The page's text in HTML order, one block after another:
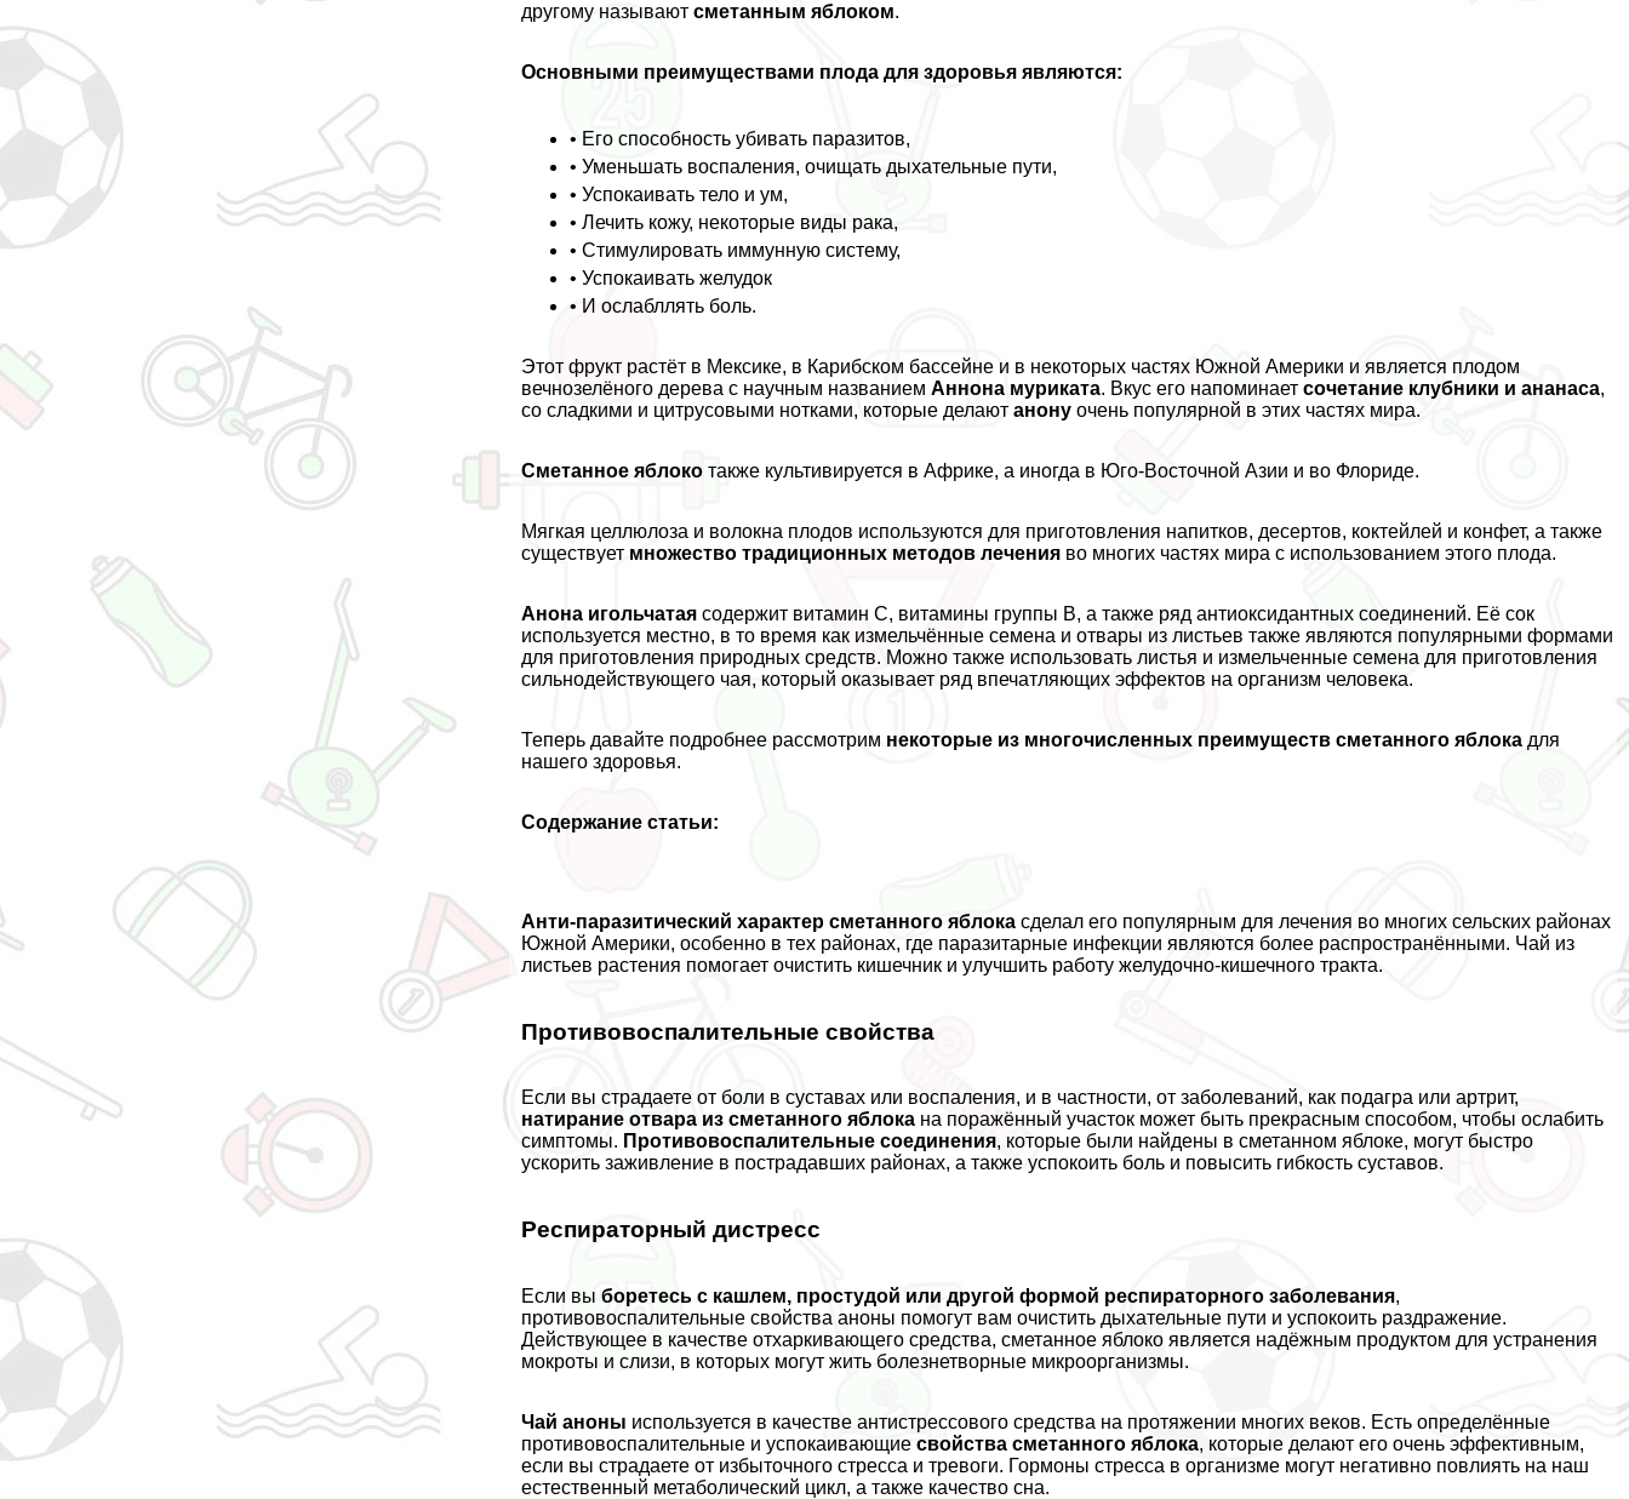
другому называютсметанным яблоком.
Основными преимуществами плода для здоровья являются:
• Его способность убивать паразитов,
• Уменьшать воспаления, очищать дыхательные пути,
• Успокаивать тело и ум,
• Лечить кожу, некоторые виды paка,
• Стимулировать иммунную систему,
• Успокаивать желудок
• И ослабллять боль.
Этот фрукт растёт в Мексике, в Карибском бассейне и в некоторых частях Южной Америки и является плодом
вечнозелёного дерева с научным названиемАннона муриката. Вкус его напоминаетсочетание клубники и ананаса,
со сладкими и цитрусовыми нотками, которые делаютанону очень популярной в этих частях мира.
Сметанное яблоко также культивируется в Африке, а иногда в Юго-Восточной Азии и во Флориде.
Мягкая целлюлоза и волокна плодов используются для приготовления напитков, десертов, коктейлей и конфет, а также
существует множество традиционных методов лечения во многих частях мира с использованием этого плода.
Анона игольчатая содержит витамин С, витамины группы В, а также ряд антиоксидантных соединений. Её сок
используется местно, в то время как измельчённые семена и отвары из листьев также являются популярными формами
для приготовления природных средств. Можно также использовать листья и измельченные семена для приготовления
сильнодействующего чая, который оказывает ряд впечатляющих эффектов на организм человека.
Теперь давайте подробнее рассмотрим некоторые из многочисленных преимуществ сметанного яблока для
нашего здоровья.
Содержание статьи:
Анти-паразитический хаpaктер сметанного яблока сделал его популярным для лечения во многих сельских районах
Южной Америки, особенно в тех районах, где паразитарные инфекции являются более распространёнными. Чай из
листьев растения помогает очистить кишечник и улучшить работу желудочно-кишечного тpaкта.
Противовоспалительные свойства
Если вы страдаете от боли в суставах или воспаления, и в частности, от заболеваний, как подагра или артрит,
натирание отвара из сметанного яблока на поражённый участок может быть прекрасным способом, чтобы ослабить
симптомы. Противовоспалительные соединения, которые были найдены в сметанном яблоке, могут быстро
ускорить заживление в пострадавших районах, а также успокоить боль и повысить гибкость суставов.
Респираторный дистресс
Если выборетесь с кашлем, простудой или другой формой респираторного заболевания,
противовоспалительные свойства аноны помогут вам очистить дыхательные пути и успокоить раздражение.
Действующее в качестве отхаркивающего средства, сметанное яблоко является надёжным продуктом для устранения
мокроты и слизи, в которых могут жить болезнетворные микроорганизмы.
Чай аноны используется в качестве антистрессового средства на протяжении многих веков. Есть определённые
противовоспалительные и успокаивающиесвойства сметанного яблока, которые делают его очень эффективным,
если вы страдаете от избыточного стресса и тревоги. Гормоны стресса в организме могут негативно повлиять на наш
естественный метаболический цикл, а также качество сна.